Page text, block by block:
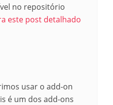
no repositório
este post detalhado
usar o add-on
é um dos add-ons